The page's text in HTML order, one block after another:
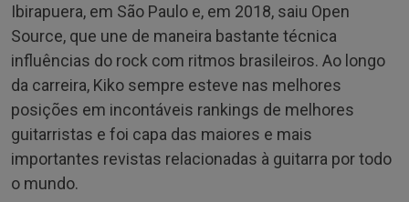
Ibirapuera, em São Paulo e, em 2018, saiu Open
Source, que une de maneira bastante técnica
influências do rock com ritmos brasileiros. Ao longo
da carreira, Kiko sempre esteve nas melhores
posições em incontáveis rankings de melhores
guitarristas e foi capa das maiores e mais
importantes revistas relacionadas à guitarra por todo
o mundo.